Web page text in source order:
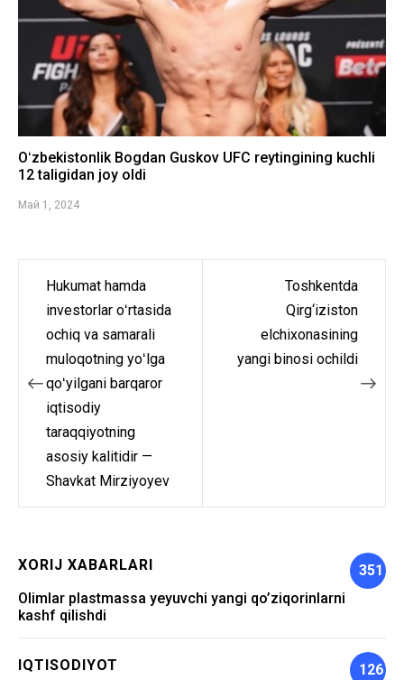
Oʻzbekistonlik Bogdan Guskov UFC reytingining kuchli
12 taligidan joy oldi
Май 1, 2024
Навигация
записям
Hukumat hamda
investorlar oʻrtasida
ochiq va samarali
muloqotning yoʻlga
qoʻyilgani barqaror
iqtisodiy
taraqqiyotning
asosiy kalitidir —
Shavkat Mirziyoyev
Toshkentda
Qirg‘iziston
elchixonasining
yangi binosi ochildi
XORIJ XABARLARI
351
Olimlar plastmassa yeyuvchi yangi qo’ziqorinlarni
kashf qilishdi
IQTISODIYOT
126